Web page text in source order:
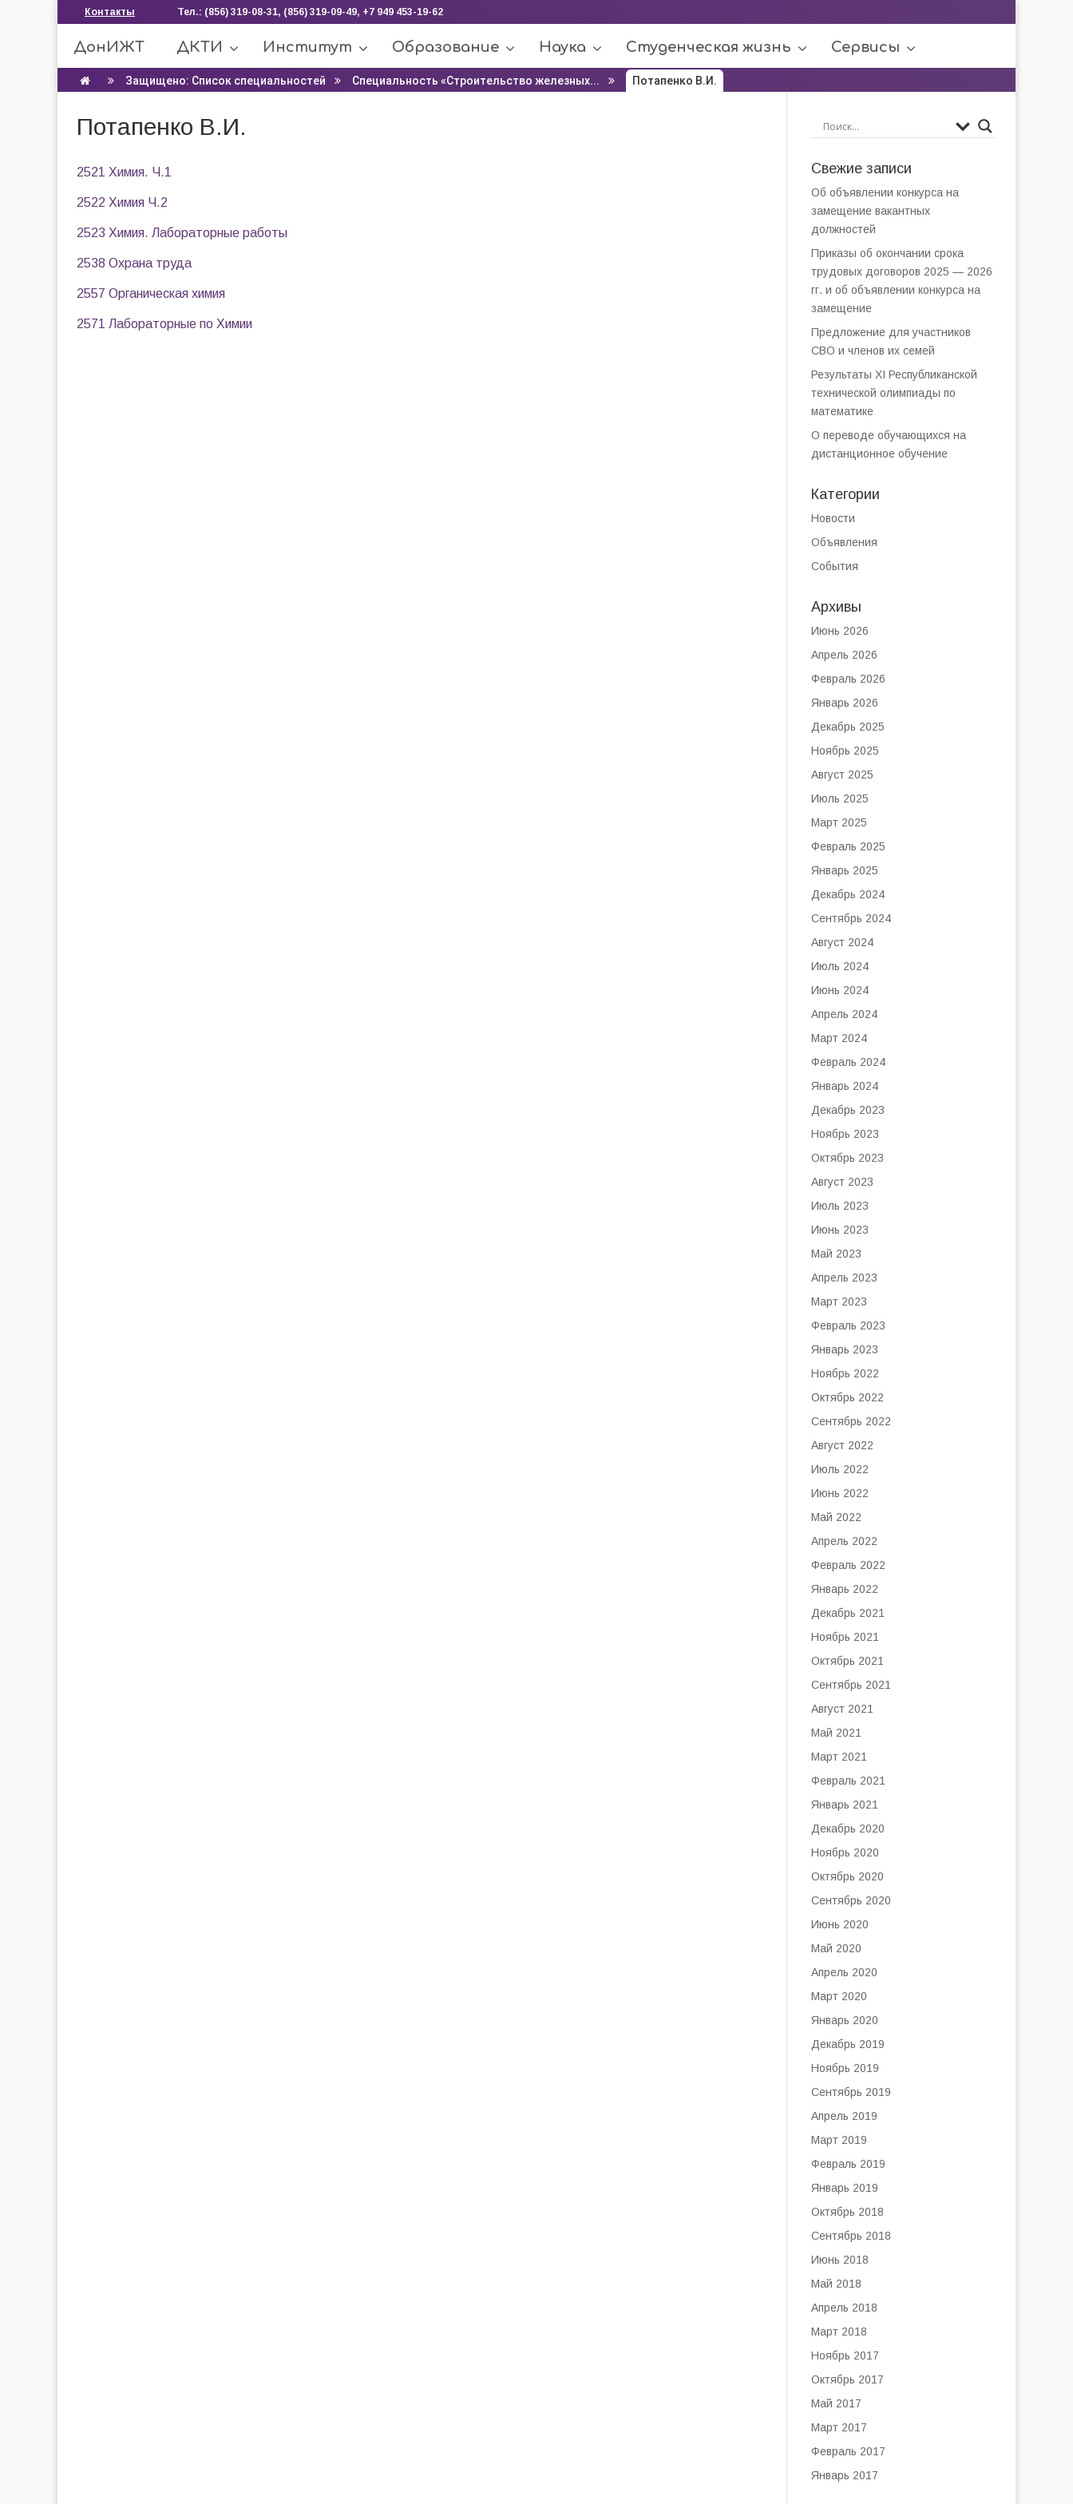
Контакты Тел.: (856) 319-08-31, (856) 319-09-49, +7 949 453-19-62
ДонИЖТ ДКТИ Институт Образование Наука Студенческая жизнь Сервисы
Защищено: Список специальностей Специальность «Строительство железных... Потапенко В.И.
Потапенко В.И.
2521 Химия. Ч.1
2522 Химия Ч.2
2523 Химия. Лабораторные работы
2538 Охрана труда
2557 Органическая химия
2571 Лабораторные по Химии
Свежие записи
Об объявлении конкурса на
замещение вакантных
должностей
Приказы об окончании срока
трудовых договоров 2025 — 2026
гг. и об объявлении конкурса на
замещение
Предложение для участников
СВО и членов их семей
Результаты XI Республиканской
технической олимпиады по
математике
О переводе обучающихся на
дистанционное обучение
Категории
Новости
Объявления
События
Архивы
Июнь 2026
Апрель 2026
Февраль 2026
Январь 2026
Декабрь 2025
Ноябрь 2025
Август 2025
Июль 2025
Март 2025
Февраль 2025
Январь 2025
Декабрь 2024
Сентябрь 2024
Август 2024
Июль 2024
Июнь 2024
Апрель 2024
Март 2024
Февраль 2024
Январь 2024
Декабрь 2023
Ноябрь 2023
Октябрь 2023
Август 2023
Июль 2023
Июнь 2023
Май 2023
Апрель 2023
Март 2023
Февраль 2023
Январь 2023
Ноябрь 2022
Октябрь 2022
Сентябрь 2022
Август 2022
Июль 2022
Июнь 2022
Май 2022
Апрель 2022
Февраль 2022
Январь 2022
Декабрь 2021
Ноябрь 2021
Октябрь 2021
Сентябрь 2021
Август 2021
Май 2021
Март 2021
Февраль 2021
Январь 2021
Декабрь 2020
Ноябрь 2020
Октябрь 2020
Сентябрь 2020
Июнь 2020
Май 2020
Апрель 2020
Март 2020
Январь 2020
Декабрь 2019
Ноябрь 2019
Сентябрь 2019
Апрель 2019
Март 2019
Февраль 2019
Январь 2019
Октябрь 2018
Сентябрь 2018
Июнь 2018
Май 2018
Апрель 2018
Март 2018
Ноябрь 2017
Октябрь 2017
Май 2017
Март 2017
Февраль 2017
Январь 2017